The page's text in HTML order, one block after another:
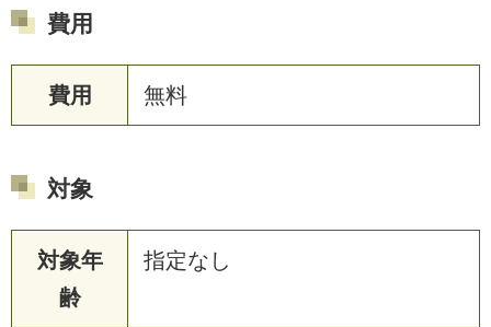
費用
費用 無料
対象
対象年
齢
指定なし